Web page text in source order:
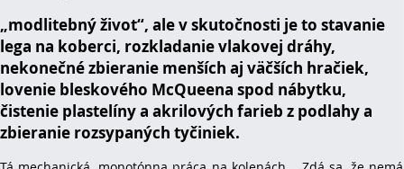
„modlitebný život“, ale v skutočnosti je to stavanie
lega na koberci, rozkladanie vlakovej dráhy,
nekonečné zbieranie menších aj väčších hračiek,
lovenie bleskového McQueena spod nábytku,
čistenie plastelíny a akrilových farieb z podlahy a
zbieranie rozsypaných tyčiniek.